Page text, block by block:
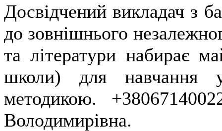
Досвідчений викладач з
до зовнішнього
та літератури набирає
школи) для навчання
методикою.
Володимирівна.